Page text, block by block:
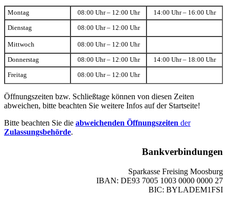
Montag 08:00 Uhr – 12:00 Uhr 14:00 Uhr – 16:00 Uhr
Dienstag 08:00 Uhr – 12:00 Uhr
Mittwoch 08:00 Uhr – 12:00 Uhr
Donnerstag 08:00 Uhr – 12:00 Uhr 14:00 Uhr – 18:00 Uhr
Freitag 08:00 Uhr – 12:00 Uhr
Öffnungszeiten bzw. Schließtage können von diesen Zeiten
abweichen, bitte beachten Sie weitere Infos auf der Startseite!
Bitte beachten Sie die abweichenden Öffnungszeiten der
Zulassungsbehörde.
Bankverbindungen
Sparkasse Freising Moosburg
IBAN: DE93 7005 1003 0000 0000 27
BIC: BYLADEM1FSI